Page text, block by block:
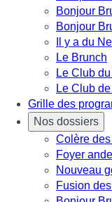
Bonjour
Bonjour
Il y a du
Le Brunch
Le Club
Le Club
Grille des
Nos dossiers
Colère
Foyer
Nouveau
Fusion